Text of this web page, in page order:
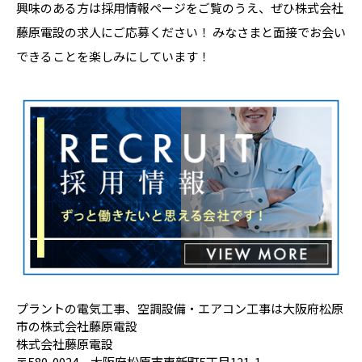
興味のある方は採用情報ページをご覧のうえ、ぜひ株式会社
藤原電設の求人にご応募ください！ みなさまと面接でお会い
できることを楽しみにしています！
プラントの電気工事、空調設備・エアコン工事は大阪府松原
市の株式会社藤原電設
株式会社藤原電設